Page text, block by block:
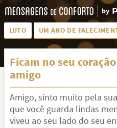
LUTO UM ANO DE
LUTO PARA AMIGA
PÊSAMES PARA AMIGA
MEUS SENTIMENTOS
FRASES DE LUTO PARA AMIGO
Ficam no seu
amigo
Amigo, sinto muito pela
que você guarda lindas
viveu ao seu lado do seu